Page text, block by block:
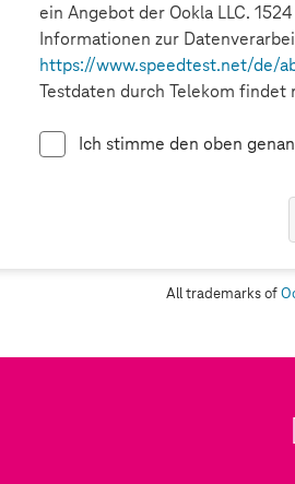
ein Angebot der Ookla LLC.
Informationen zur
https://www.speedtest.net/de/
Testdaten durch Telekom findet
Ich stimme den oben
All trademarks of